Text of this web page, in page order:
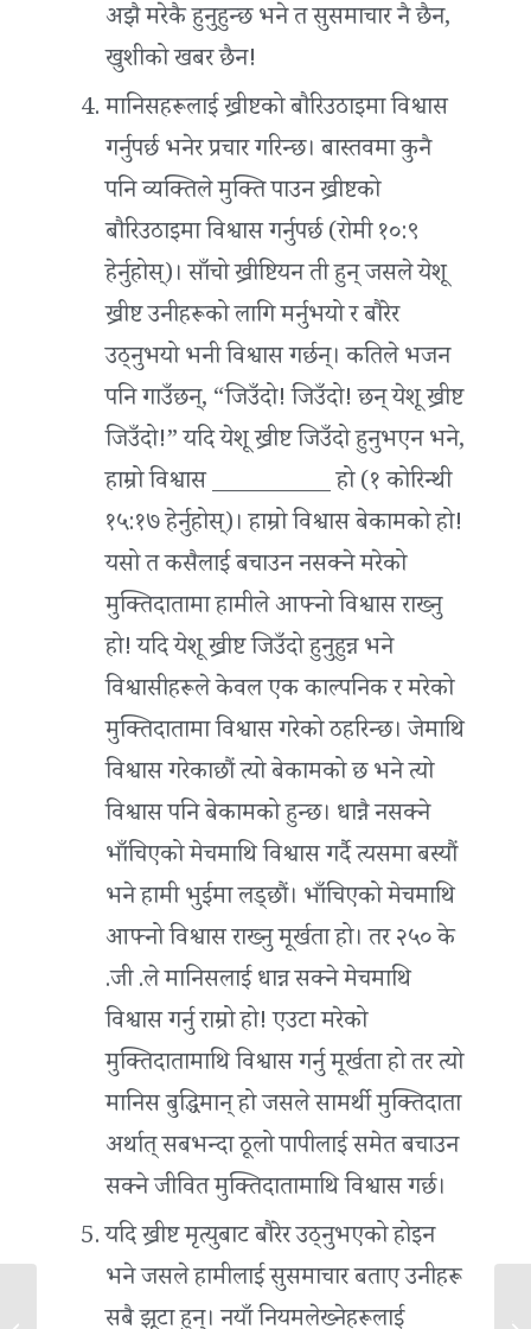
अझै मरेकै हुनुहुन्छ भने त सुसमाचार नै छैन,
खुशीको खबर छैन!
मानिसहरूलाई ख्रीष्टको बौरिउठाइमा विश्वास
गर्नुपर्छ भनेर प्रचार गरिन्छ। बास्तवमा कुनै
पनि व्यक्तिले मुक्ति पाउन ख्रीष्टको
बौरिउठाइमा विश्वास गर्नुपर्छ (रोमी १०:९
हेर्नुहोस्)। साँचो ख्रीष्टियन ती हुन् जसले येशू
ख्रीष्ट उनीहरूको लागि मर्नुभयो र बौरेर
उठ्नुभयो भनी विश्वास गर्छन्। कतिले भजन
पनि गाउँछन्, “जिउँदो! जिउँदो! छन् येशू ख्रीष्ट
जिउँदो!” यदि येशू ख्रीष्ट जिउँदो हुनुभएन भने,
हाम्रो विश्वास __________ हो (१ कोरिन्थी
१५:१७ हेर्नुहोस्)। हाम्रो विश्वास बेकामको हो!
यसो त कसैलाई बचाउन नसक्ने मरेको
मुक्तिदातामा हामीले आफ्नो विश्वास राख्‍नु
हो! यदि येशू ख्रीष्ट जिउँदो हुनुहुन्न भने
विश्वासीहरूले केवल एक काल्पनिक र मरेको
मुक्तिदातामा विश्वास गरेको ठहरिन्छ। जेमाथि
विश्वास गरेकाछौं त्यो बेकामको छ भने त्यो
विश्वास पनि बेकामको हुन्छ। धान्नै नसक्ने
भाँचिएको मेचमाथि विश्वास गर्दै त्यसमा बस्यौं
भने हामी भुईंमा लड्छौं। भाँचिएको मेचमाथि
आफ्नो विश्वास राख्‍नु मूर्खता हो। तर २५० के
.जी .ले मानिसलाई धान्न सक्ने मेचमाथि
विश्वास गर्नु राम्रो हो! एउटा मरेको
मुक्तिदातामाथि विश्वास गर्नु मूर्खता हो तर त्यो
मानिस बुद्धिमान् हो जसले सामर्थी मुक्तिदाता
अर्थात् सबभन्दा ठूलो पापीलाई समेत बचाउन
सक्ने जीवित मुक्तिदातामाथि विश्वास गर्छ।
यदि ख्रीष्ट मृत्युबाट बौरेर उठ्नुभएको होइन
भने जसले हामीलाई सुसमाचार बताए उनीहरू